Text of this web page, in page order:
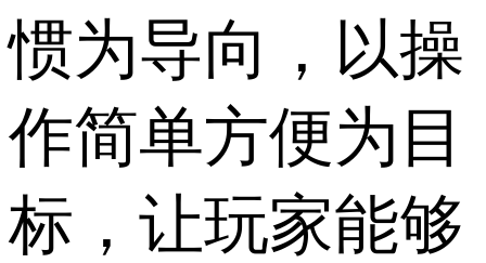
惯为导向，以操
作简单方便为目
标，让玩家能够